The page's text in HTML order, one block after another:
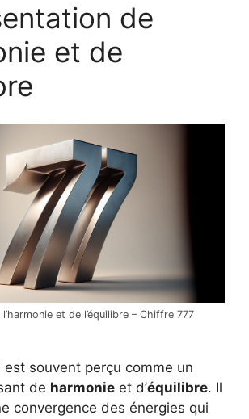
de
et de
et de l’équilibre – Chiffre 777
souvent perçu comme un
de harmonie et d’équilibre. Il
convergence des énergies qui